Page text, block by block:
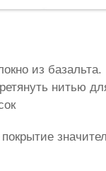
из базальта.
нитью